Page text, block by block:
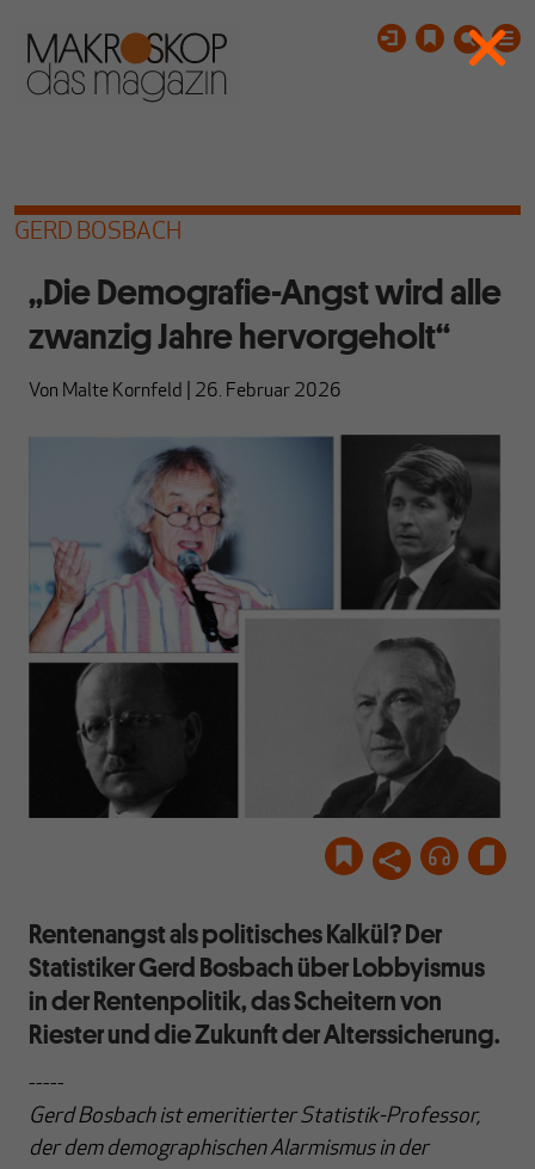
GERD BOSBACH
„Die Demografie-Angst wird alle
zwanzig Jahre hervorgeholt“
Von Malte Kornfeld 26. Februar 2026
Rentenangst als politisches Kalkül? Der
Statistiker Gerd Bosbach über Lobbyismus
in der Rentenpolitik, das Scheitern von
Riester und die Zukunft der Alterssicherung.
-----
Gerd Bosbach ist emeritierter Statistik-Professor,
der dem demographischen Alarmismus in der